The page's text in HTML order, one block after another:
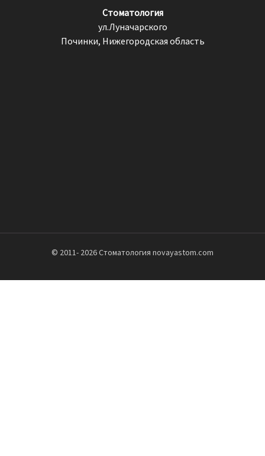
Стоматология
ул.Луначарского
Починки, Нижегородская область
© 2011- 2026 Стоматология novayastom.com